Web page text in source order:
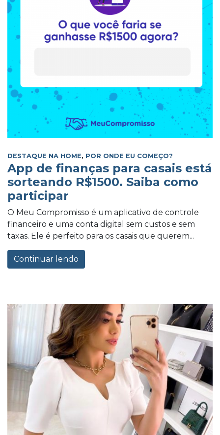
DESTAQUE NA HOME, POR ONDE EU COMEÇO?
App de finanças para casais está
sorteando R$1500. Saiba como
participar
O Meu Compromisso é um aplicativo de controle
financeiro e uma conta digital sem custos e sem
taxas. Ele é perfeito para os casais que querem...
Continuar lendo